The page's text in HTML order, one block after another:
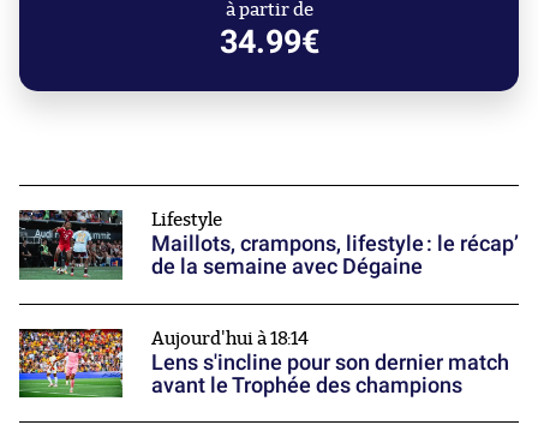
à partir de
34.99€
Lifestyle
Maillots, crampons, lifestyle : le récap’
de la semaine avec Dégaine
Aujourd'hui à 18:14
Lens s'incline pour son dernier match
avant le Trophée des champions